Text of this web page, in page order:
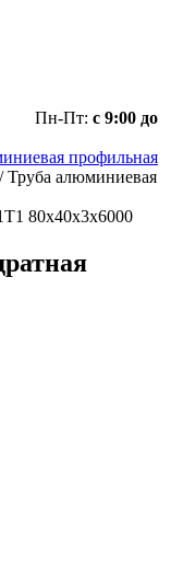
Пн-Пт: с 9:00 до
профильная
/ Труба алюминиевая